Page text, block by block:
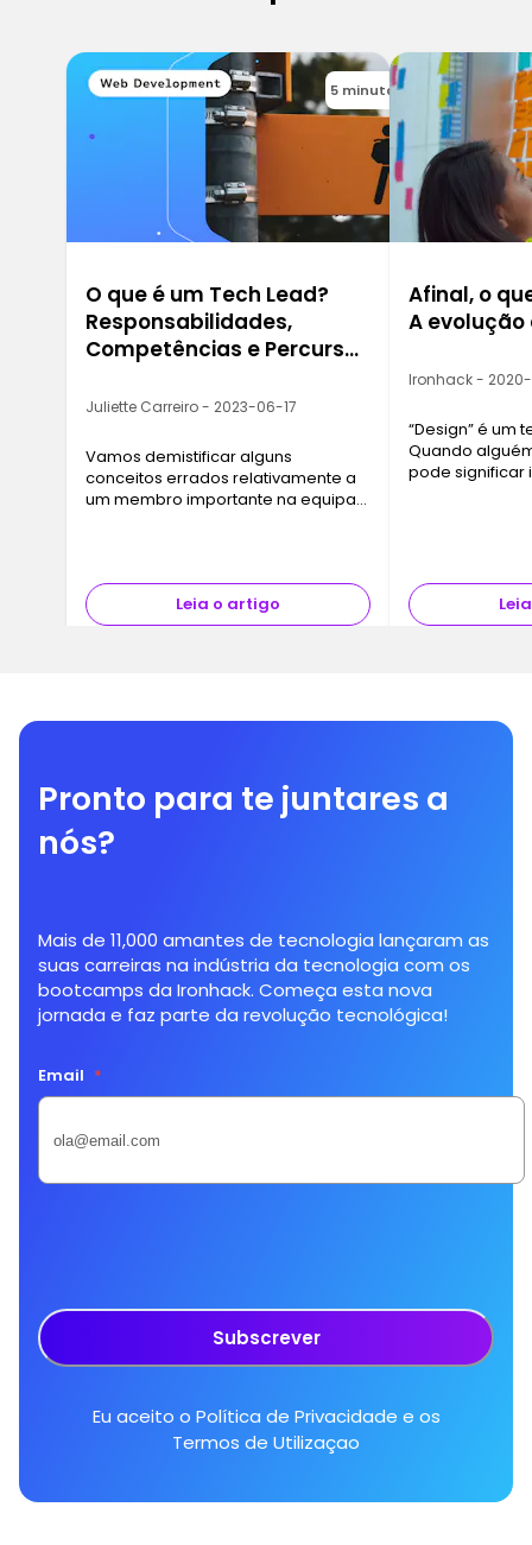
5 minutos
O que é um Tech Lead?
Responsabilidades,
Competências e Percurso
Juliette Carreiro - 2023-06-17
Vamos demistificar alguns
conceitos errados relativamente a
um membro importante na equipa
Leia o artigo
Afinal, o
A evolução
Ironhack -
“Design” é um
Quando
pode significar
Pronto para te juntares a
nós?
Mais de 11,000 amantes de tecnologia lançaram as
suas carreiras na indústria da tecnologia com os
bootcamps da Ironhack. Começa esta nova
jornada e faz parte da revolução tecnológica!
Email *
Subscrever
Eu aceito o Política de Privacidade e os
Termos de Utilizaçao